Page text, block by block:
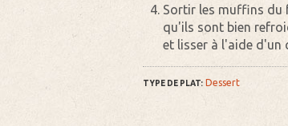
Sortir les muffins du
qu'ils sont bien
et lisser à l'aide d'un
TYPE DE PLAT: Dessert